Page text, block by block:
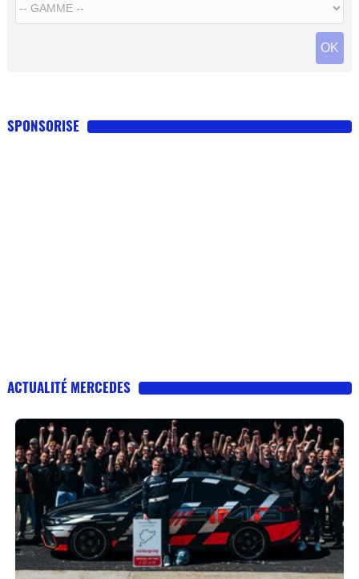
OK
SPONSORISE
ACTUALITÉ MERCEDES